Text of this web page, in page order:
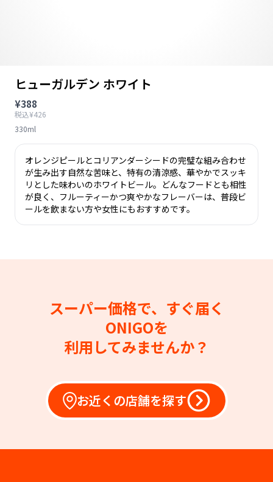
ヒューガルデン ホワイト
¥388
税込¥426
330ml
オレンジピールとコリアンダーシードの完璧な組み合わせ
が生み出す自然な苦味と、特有の清涼感、華やかでスッキ
リとした味わいのホワイトビール。どんなフードとも相性
が良く、フルーティーかつ爽やかなフレーバーは、普段ビ
ールを飲まない方や女性にもおすすめです。
スーパー価格で、すぐ届く
ONIGOを
利用してみませんか？
お近くの店舗を探す